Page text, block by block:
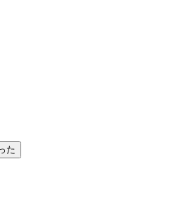
た